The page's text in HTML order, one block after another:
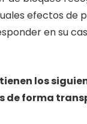
efectos de
en su
los
de forma